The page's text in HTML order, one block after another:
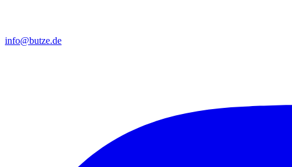
info@butze.de